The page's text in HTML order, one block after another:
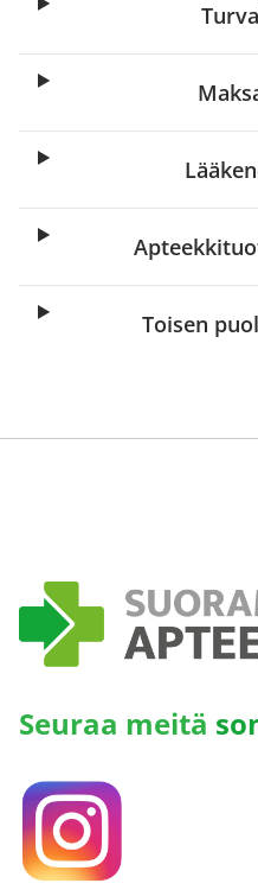
Toisen
Seuraa meitä